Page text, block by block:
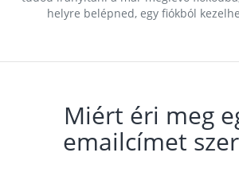
helyre belépned, egy fiókból
Miért éri meg
emailcímet